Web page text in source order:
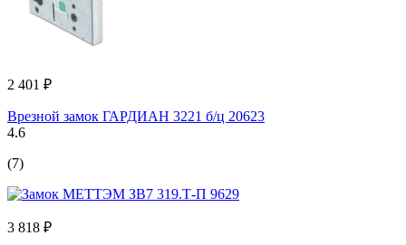
2 401 ₽
Врезной замок ГАРДИАН 3221 б/ц 20623
4.6
(7)
3 818 ₽